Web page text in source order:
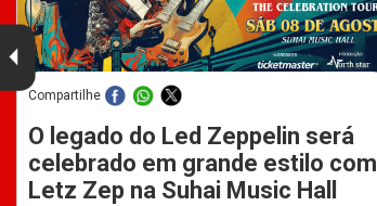
Compartilhe
O legado do Led Zeppelin será
celebrado em grande estilo com
Letz Zep na Suhai Music Hall